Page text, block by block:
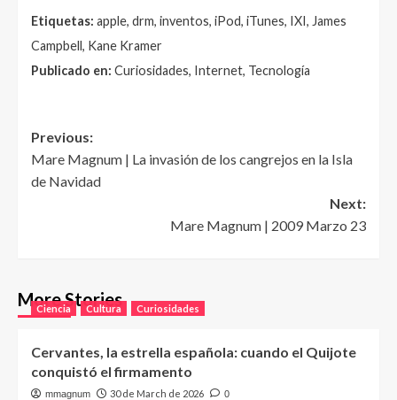
Etiquetas: apple, drm, inventos, iPod, iTunes, IXI, James
Campbell, Kane Kramer
Publicado en: Curiosidades, Internet, Tecnología
Post
navigation
Previous:
Mare Magnum | La invasión de los cangrejos en la Isla
de Navidad
Next:
Mare Magnum | 2009 Marzo 23
More Stories
Ciencia Cultura Curiosidades
Cervantes, la estrella española: cuando el Quijote
conquistó el firmamento
mmagnum 30 de March de 2026 0